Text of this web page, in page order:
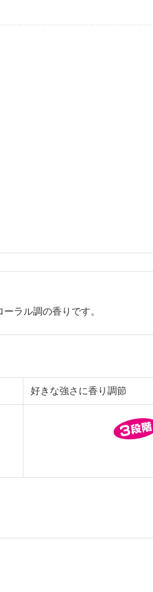
ラル調の香りです。
好きな強さに香り調節